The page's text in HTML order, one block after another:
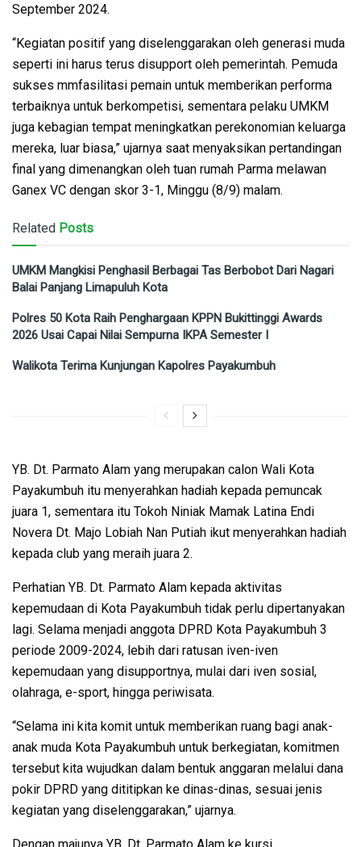
September 2024.
“Kegiatan positif yang diselenggarakan oleh generasi muda
seperti ini harus terus disupport oleh pemerintah. Pemuda
sukses mmfasilitasi pemain untuk memberikan performa
terbaiknya untuk berkompetisi, sementara pelaku UMKM
juga kebagian tempat meningkatkan perekonomian keluarga
mereka, luar biasa,” ujarnya saat menyaksikan pertandingan
final yang dimenangkan oleh tuan rumah Parma melawan
Ganex VC dengan skor 3-1, Minggu (8/9) malam.
Related Posts
UMKM Mangkisi Penghasil Berbagai Tas Berbobot Dari Nagari
Balai Panjang Limapuluh Kota
Polres 50 Kota Raih Penghargaan KPPN Bukittinggi Awards
2026 Usai Capai Nilai Sempurna IKPA Semester I
Walikota Terima Kunjungan Kapolres Payakumbuh
YB. Dt. Parmato Alam yang merupakan calon Wali Kota
Payakumbuh itu menyerahkan hadiah kepada pemuncak
juara 1, sementara itu Tokoh Niniak Mamak Latina Endi
Novera Dt. Majo Lobiah Nan Putiah ikut menyerahkan hadiah
kepada club yang meraih juara 2.
Perhatian YB. Dt. Parmato Alam kepada aktivitas
kepemudaan di Kota Payakumbuh tidak perlu dipertanyakan
lagi. Selama menjadi anggota DPRD Kota Payakumbuh 3
periode 2009-2024, lebih dari ratusan iven-iven
kepemudaan yang disupportnya, mulai dari iven sosial,
olahraga, e-sport, hingga periwisata.
“Selama ini kita komit untuk memberikan ruang bagi anak-
anak muda Kota Payakumbuh untuk berkegiatan, komitmen
tersebut kita wujudkan dalam bentuk anggaran melalui dana
pokir DPRD yang dititipkan ke dinas-dinas, sesuai jenis
kegiatan yang diselenggarakan,” ujarnya.
Dengan majunya YB. Dt. Parmato Alam ke kursi